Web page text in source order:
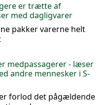
er trætte af
med dagligvarer
pakker varerne helt
medpassagerer - læser
andre mennesker i S-
forlod det pågældende